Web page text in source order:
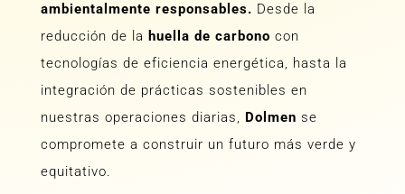
ambientalmente responsables. Desde la
reducción de la huella de carbono con
tecnologías de eficiencia energética, hasta la
integración de prácticas sostenibles en
nuestras operaciones diarias, Dolmen se
compromete a construir un futuro más verde y
equitativo.